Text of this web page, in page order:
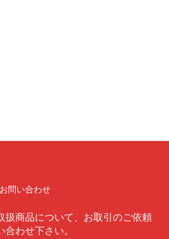
お問い合わせ
扱商品について、お取引のご依頼
わせ下さい。